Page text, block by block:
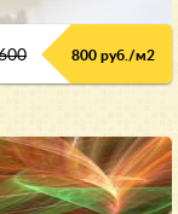
800 руб./м2